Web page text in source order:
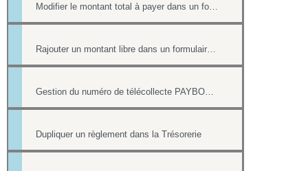
Modifier le montant total à payer dans un formulaire
Rajouter un montant libre dans un formulaire avec paiement
Gestion du numéro de télécollecte PAYBOX des paiements par CB
Dupliquer un règlement dans la Trésorerie